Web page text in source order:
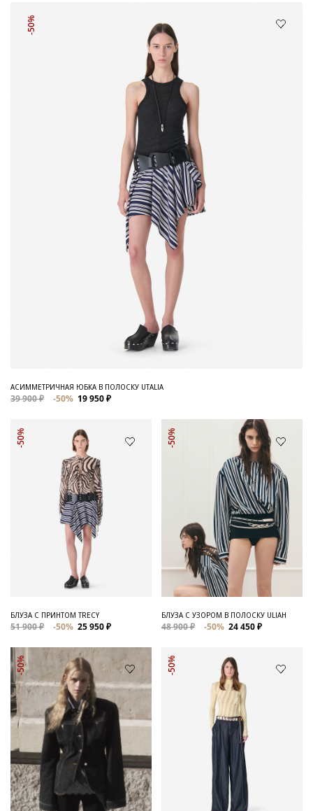
-50%
АСИММЕТРИЧНАЯ ЮБКА В ПОЛОСКУ UTALIA
39 900 ₽ -50% 19 950 ₽
-50%
БЛУЗА С ПРИНТОМ TRECY
51 900 ₽ -50% 25 950 ₽
-50%
БЛУЗА С УЗОРОМ В ПОЛОСКУ ULIAH
48 900 ₽ -50% 24 450 ₽
-50% -50%